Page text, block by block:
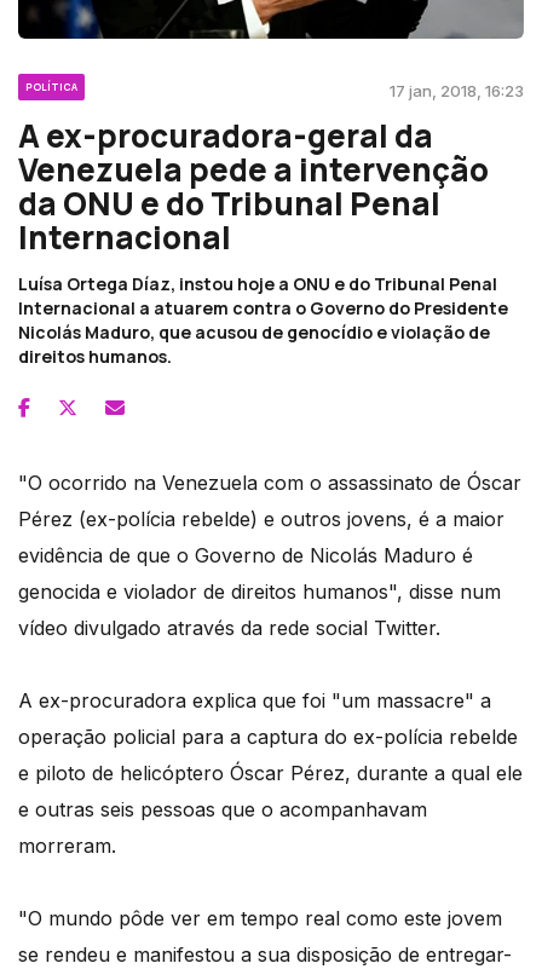
POLÍTICA 17 jan, 2018, 16:23
A ex-procuradora-geral da
Venezuela pede a intervenção
da ONU e do Tribunal Penal
Internacional
Luísa Ortega Díaz, instou hoje a ONU e do Tribunal Penal
Internacional a atuarem contra o Governo do Presidente
Nicolás Maduro, que acusou de genocídio e violação de
direitos humanos.
"O ocorrido na Venezuela com o assassinato de Óscar
Pérez (ex-polícia rebelde) e outros jovens, é a maior
evidência de que o Governo de Nicolás Maduro é
genocida e violador de direitos humanos", disse num
vídeo divulgado através da rede social Twitter.
A ex-procuradora explica que foi "um massacre" a
operação policial para a captura do ex-polícia rebelde
e piloto de helicóptero Óscar Pérez, durante a qual ele
e outras seis pessoas que o acompanhavam
morreram.
"O mundo pôde ver em tempo real como este jovem
se rendeu e manifestou a sua disposição de entregar-